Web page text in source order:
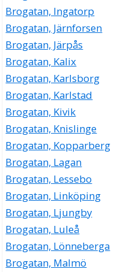
Brogatan, Ingatorp
Brogatan, Järnforsen
Brogatan, Järpås
Brogatan, Kalix
Brogatan, Karlsborg
Brogatan, Karlstad
Brogatan, Kivik
Brogatan, Knislinge
Brogatan, Kopparberg
Brogatan, Lagan
Brogatan, Lessebo
Brogatan, Linköping
Brogatan, Ljungby
Brogatan, Luleå
Brogatan, Lönneberga
Brogatan, Malmö